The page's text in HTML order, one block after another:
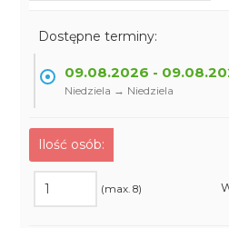
Dostępne terminy:
09.08.2026 -
Niedziela → Niedziela
Ilość osób:
(max. 8)